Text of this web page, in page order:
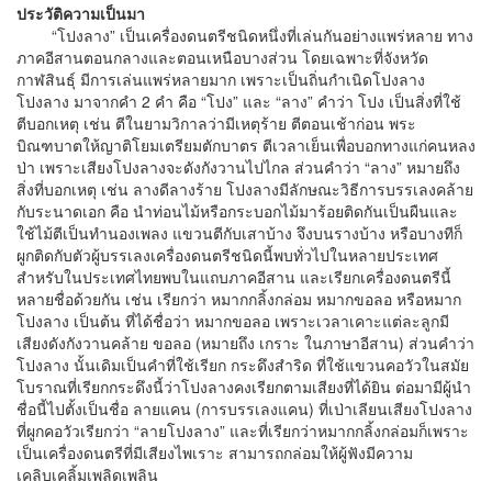
ประวัติความเป็นมา
“โปงลาง” เป็นเครื่องดนตรีชนิดหนึ่งที่เล่นกันอย่างแพร่หลาย ทาง
ภาคอีสานตอนกลางและตอนเหนือบางส่วน โดยเฉพาะที่จังหวัด
กาฬสินธุ์ มีการเล่นแพร่หลายมาก เพราะเป็นถิ่นกำเนิดโปงลาง
โปงลาง มาจากคำ 2 คำ คือ “โปง” และ “ลาง” คำว่า โปง เป็นสิ่งที่ใช้
ตีบอกเหตุ เช่น ตีในยามวิกาลว่ามีเหตุร้าย ตีตอนเช้าก่อน พระ
บิณฑบาตให้ญาติโยมเตรียมตักบาตร ตีเวลาเย็นเพื่อบอกทางแก่คนหลง
ป่า เพราะเสียงโปงลางจะดังกังวานไปไกล ส่วนคำว่า “ลาง” หมายถึง
สิ่งที่บอกเหตุ เช่น ลางดีลางร้าย โปงลางมีลักษณะวิธีการบรรเลงคล้าย
กับระนาดเอก คือ นำท่อนไม้หรือกระบอกไม้มาร้อยติดกันเป็นผืนและ
ใช้ไม้ตีเป็นทำนองเพลง แขวนตีกับเสาบ้าง จึงบนรางบ้าง หรือบางทีก็
ผูกติดกับตัวผู้บรรเลงเครื่องดนตรีชนิดนี้พบทั่วไปในหลายประเทศ
สำหรับในประเทศไทยพบในแถบภาคอีสาน และเรียกเครื่องดนตรีนี้
หลายชื่อด้วยกัน เช่น เรียกว่า หมากกลิ้งกล่อม หมากขอลอ หรือหมาก
โปงลาง เป็นต้น ที่ได้ชื่อว่า หมากขอลอ เพราะเวลาเคาะแต่ละลูกมี
เสียงดังกังวานคล้าย ขอลอ (หมายถึง เกราะ ในภาษาอีสาน) ส่วนคำว่า
โปงลาง นั้นเดิมเป็นคำที่ใช้เรียก กระดึงสำริด ที่ใช้แขวนคอวัวในสมัย
โบราณที่เรียกกระดึงนี้ว่าโปงลางคงเรียกตามเสียงที่ได้ยิน ต่อมามีผู้นำ
ชื่อนี้ไปตั้งเป็นชื่อ ลายแคน (การบรรเลงแคน) ที่เป่าเลียนเสียงโปงลาง
ที่ผูกคอวัวเรียกว่า “ลายโปงลาง” และที่เรียกว่าหมากกลิ้งกล่อมก็เพราะ
เป็นเครื่องดนตรีที่มีเสียงไพเราะ สามารถกล่อมให้ผู้ฟังมีความ
เคลิบเคลิ้มเพลิดเพลิน